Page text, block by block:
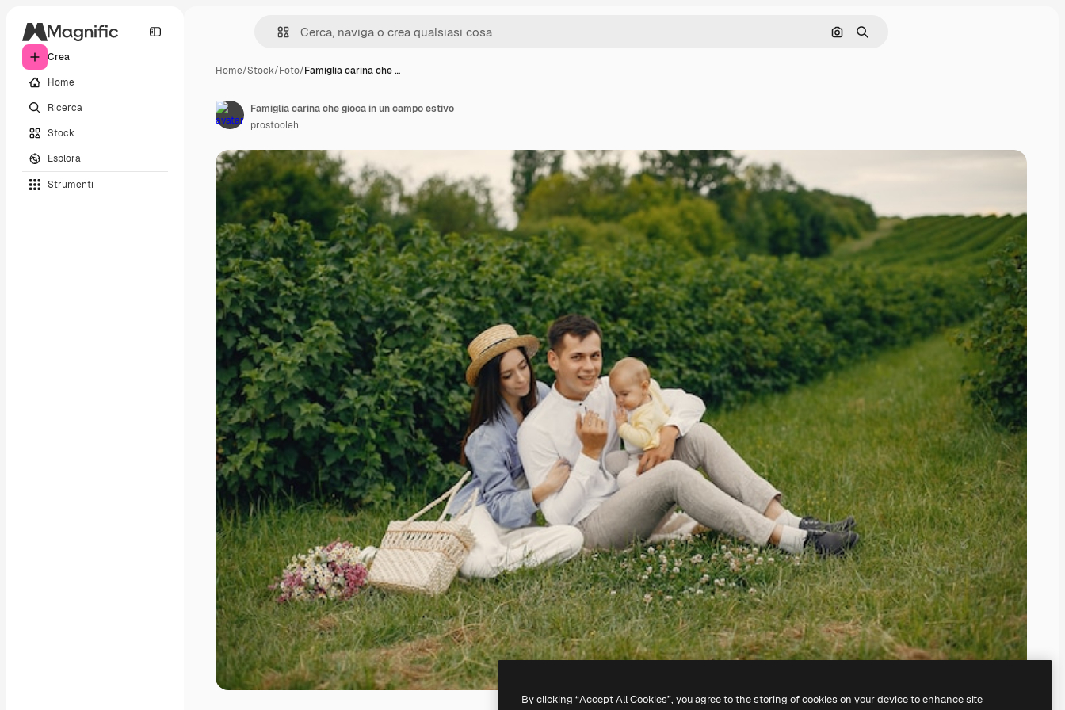
Crea
Home
Ricerca
Stock
Esplora
Strumenti
Cerca per immagine
Ricerca
Home/Stock/Foto/Famiglia carina che …
Famiglia carina che gioca in un campo estivo
prostooleh
By clicking “Accept All Cookies”, you agree to the storing of cookies on your device to enhance site